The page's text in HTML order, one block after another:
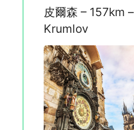
皮爾森 – 157km
Krumlov